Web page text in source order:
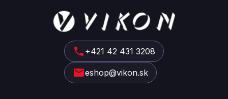
+421 42 431 3208
eshop@vikon.sk